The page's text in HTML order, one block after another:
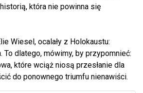
która nie powinna się
Wiesel, ocalały z Holokaustu:
To dlatego, mówimy, by przypomnieć:
które wciąż niosą przesłanie dla
do ponownego triumfu nienawiści.